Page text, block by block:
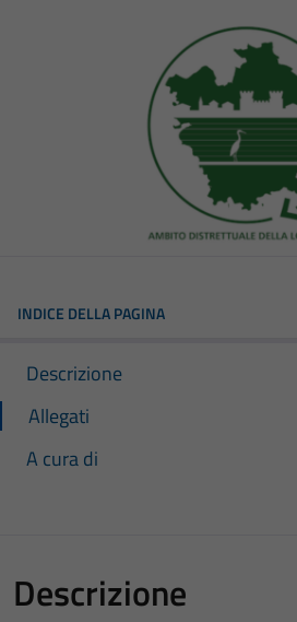
INDICE DELLA PAGINA
Descrizione
Allegati
A cura di
Descrizione